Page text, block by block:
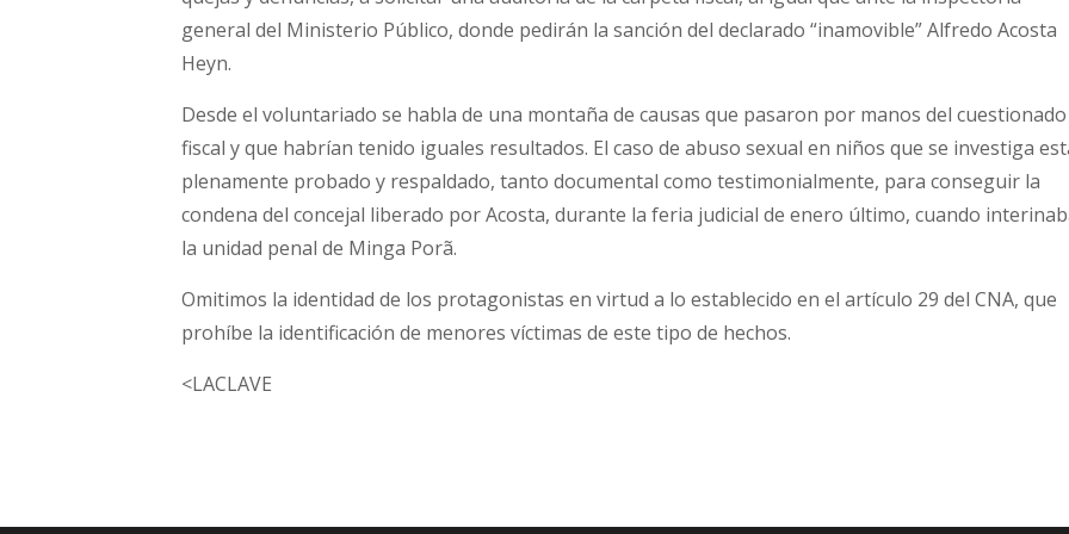
general del Ministerio Público, donde pedirán la sanción del declarado “inamovible” Alfredo Acosta
Heyn.
Desde el voluntariado se habla de una montaña de causas que pasaron por manos del cuestionado
fiscal y que habrían tenido iguales resultados. El caso de abuso sexual en niños que se investiga
plenamente probado y respaldado, tanto documental como testimonialmente, para conseguir la
condena del concejal liberado por Acosta, durante la feria judicial de enero último, cuando
la unidad penal de Minga Porã.
Omitimos la identidad de los protagonistas en virtud a lo establecido en el artículo 29 del CNA, que
prohíbe la identificación de menores víctimas de este tipo de hechos.
<LACLAVE